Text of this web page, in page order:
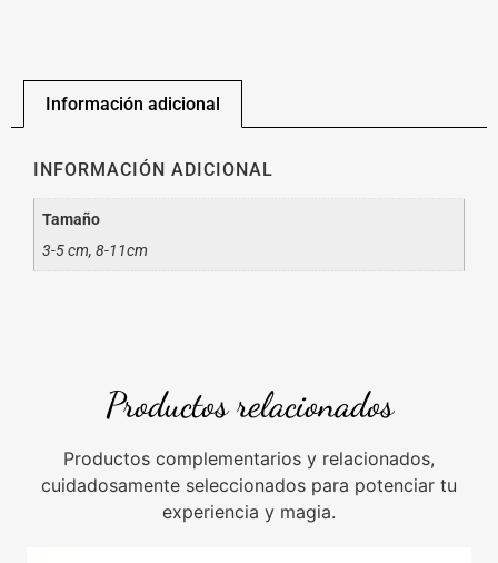
Información adicional
INFORMACIÓN ADICIONAL
Tamaño
3-5 cm, 8-11cm
Productos relacionados
Productos complementarios y relacionados,
cuidadosamente seleccionados para potenciar tu
experiencia y magia.